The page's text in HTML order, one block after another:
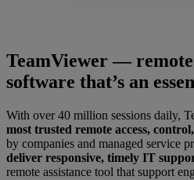
TeamViewer — remote
software that’s an
With over 40 million sessions daily,
most trusted remote access,
by companies and managed service
deliver responsive, timely IT
remote assistance tool that support